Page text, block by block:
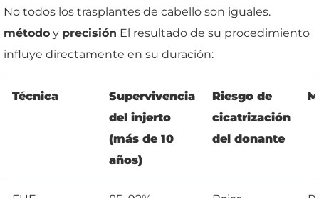
No todos los trasplantes de cabello son iguales.
método y precisión El resultado de su procedimiento
influye directamente en su duración:
Técnica
Supervivencia
del injerto
(más de 10
años)
Riesgo de
cicatrización
del donante